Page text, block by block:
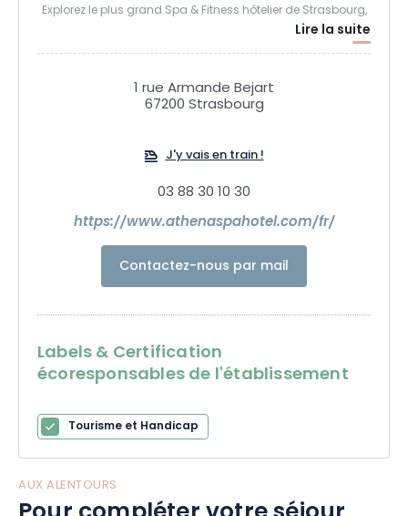
Explorez le plus grand Spa & Fitness hôtelier de Strasbourg,
offrant 300 m² de pur bien-être. Avec nos 78 chambres et 14
suites, toutes pensées pour votre confort et climatisées,
Lire la suite
1 rue Armande Bejart
67200 Strasbourg
J'y vais en train !
03 88 30 10 30
https://www.athenaspahotel.com/fr/
Contactez-nous par mail
Labels & Certification
écoresponsables de l'établissement
Tourisme et Handicap
AUX ALENTOURS